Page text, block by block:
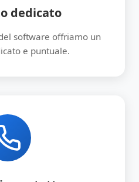
dedicato
software offriamo un
e puntuale.